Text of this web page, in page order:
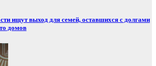
ищут выход для семей, оставшихся с долгами
домов